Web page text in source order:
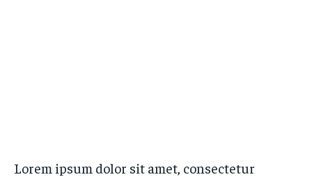
Lorem ipsum dolor sit amet, consectetur